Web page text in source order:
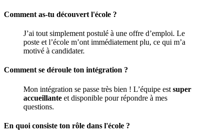
Comment as-tu découvert l'école ?
J’ai tout simplement postulé à une offre d’emploi. Le
poste et l’école m’ont immédiatement plu, ce qui m’a
motivé à candidater.
Comment se déroule ton intégration ?
Mon intégration se passe très bien ! L’équipe est super
accueillante et disponible pour répondre à mes
questions.
En quoi consiste ton rôle dans l'école ?